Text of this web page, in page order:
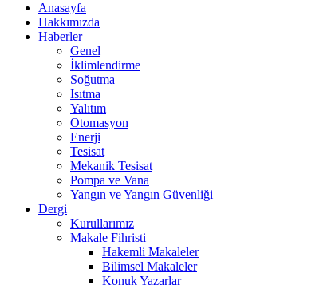
Anasayfa
Hakkımızda
Haberler
Genel
İklimlendirme
Soğutma
Isıtma
Yalıtım
Otomasyon
Enerji
Tesisat
Mekanik Tesisat
Pompa ve Vana
Yangın ve Yangın Güvenliği
Dergi
Kurullarımız
Makale Fihristi
Hakemli Makaleler
Bilimsel Makaleler
Konuk Yazarlar